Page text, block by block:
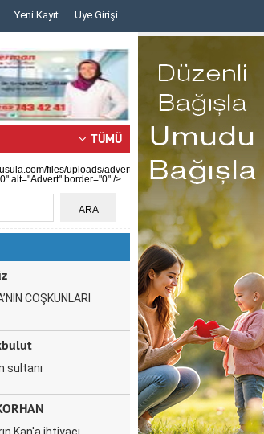
Yeni Kayıt Üye Girişi
TÜMÜ
files/uploads/advert/c59b0ea80a.jpg"
alt="Advert" border="0" />
COŞKUNLARI
sultanı